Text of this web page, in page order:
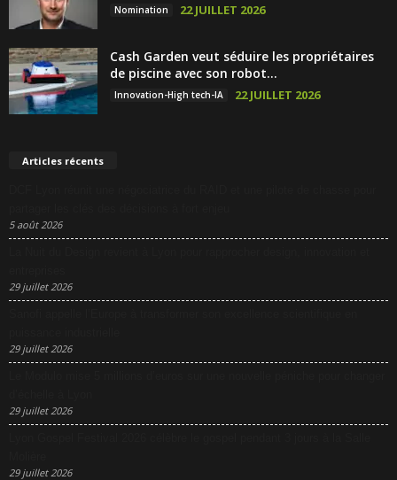
Nomination 22 JUILLET 2026
Cash Garden veut séduire les propriétaires
de piscine avec son robot...
Innovation-High tech-IA 22 JUILLET 2026
Articles récents
5 août 2026
29 juillet 2026
29 juillet 2026
29 juillet 2026
29 juillet 2026